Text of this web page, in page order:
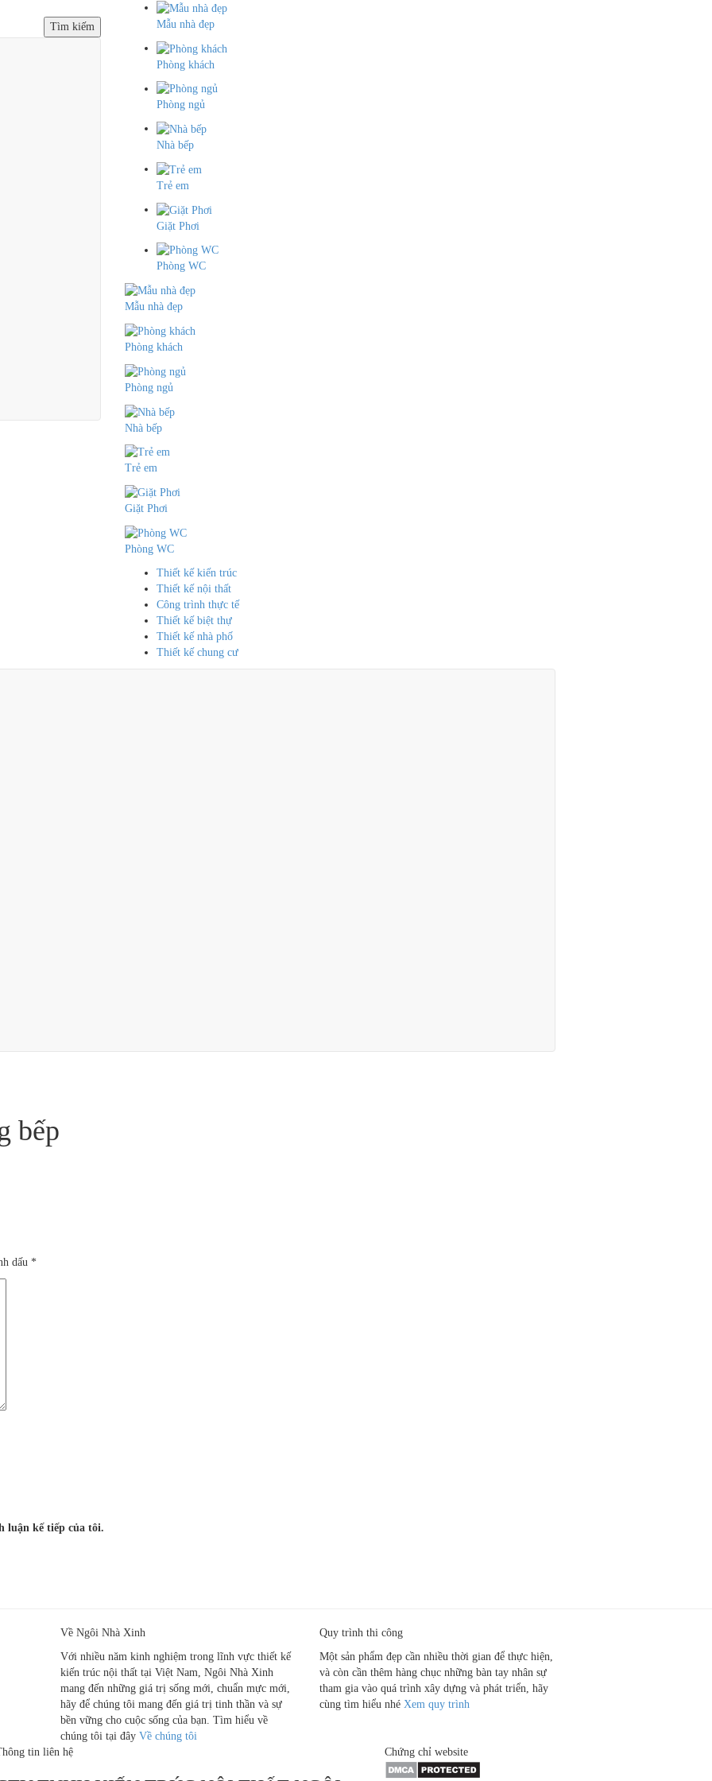
Tìm kiếm Mẫu nhà đẹp
Phòng khách
Phòng ngủ
Nhà bếp
Trẻ em
Giặt Phơi
Phòng WC
Mẫu nhà đẹp
Phòng khách
Phòng ngủ
Nhà bếp
Trẻ em
Giặt Phơi
Phòng WC
Thiết kế kiến trúc
Thiết kế nội thất
Công trình thực tế
Thiết kế biệt thự
Thiết kế nhà phố
Thiết kế chung cư
bếp
dấu *
luận kế tiếp của tôi.
Về Ngôi Nhà Xinh
Với nhiều năm kinh nghiệm trong lĩnh vực thiết kế
kiến trúc nội thất tại Việt Nam, Ngôi Nhà Xinh
mang đến những giá trị sống mới, chuẩn mực mới,
hãy để chúng tôi mang đến giá trị tinh thần và sự
bền vững cho cuộc sống của bạn. Tìm hiểu về
chúng tôi tại đây Về chúng tôi
Quy trình thi công
Một sản phẩm đẹp cần nhiều thời gian để thực hiện,
và còn cần thêm hàng chục những bàn tay nhân sự
tham gia vào quá trình xây dựng và phát triển, hãy
cùng tìm hiểu nhé Xem quy trình
tin liên hệ Chứng chỉ website